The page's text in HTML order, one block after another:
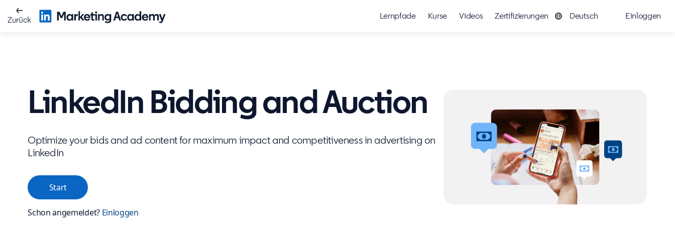
Zurück Lernpfade Kurse Videos Zertifizierungen Deutsch Einloggen
LinkedIn Bidding and Auction
Optimize your bids and ad content for maximum impact and competitiveness in advertising on
LinkedIn
Start
Schon angemeldet? Einloggen